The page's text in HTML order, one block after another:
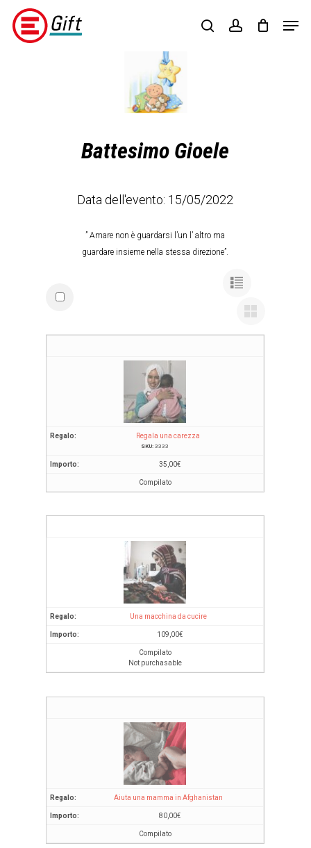
Skip
main
searchaccount
Regalisolidali
(opens
in
a
Battesimo Gioele
Data dell'evento: 15/05/2022
” Amare non è guardarsi l’un l’ altro ma
guardare insieme nella stessa direzione”.
Regala una carezza
SKU: 3333
35,00€
Compilato
Una macchina da cucire
109,00€
Compilato
Not purchasable
Aiuta una mamma in Afghanistan
80,00€
Compilato